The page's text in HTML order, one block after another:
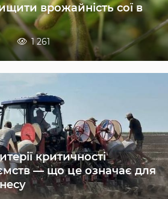
врожайність сої в
1 261
критичності
— що це означає для